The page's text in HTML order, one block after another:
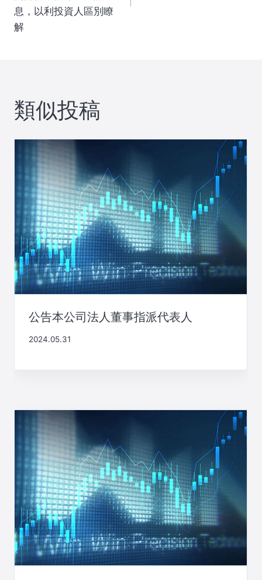
ビ
シ
ョ
ン
息，以利投資人區別瞭
解
類似投稿
公告本公司法人董事指派代表人
2024.05.31